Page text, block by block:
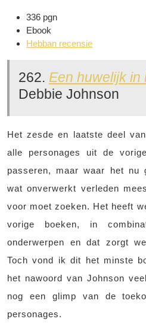
336 pgn
Ebook
Hebban recensie
262. Een huwelijk in
Debbie Johnson
Het zesde en laatste deel
alle personages uit de
passeren, maar waar het nu
wat onverwerkt verleden
voor moet zoeken. Het heeft
vorige boeken, in
onderwerpen en dat zorgt
Toch vond ik dit het minste
het nawoord van Johnson
nog een glimp van de
personages.